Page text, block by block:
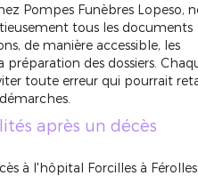
Pompes Funèbres Lopeso,
tous les documents
de manière accessible, les
préparation des dossiers.
toute erreur qui pourrait
après un décès
à l'hôpital Forcilles à